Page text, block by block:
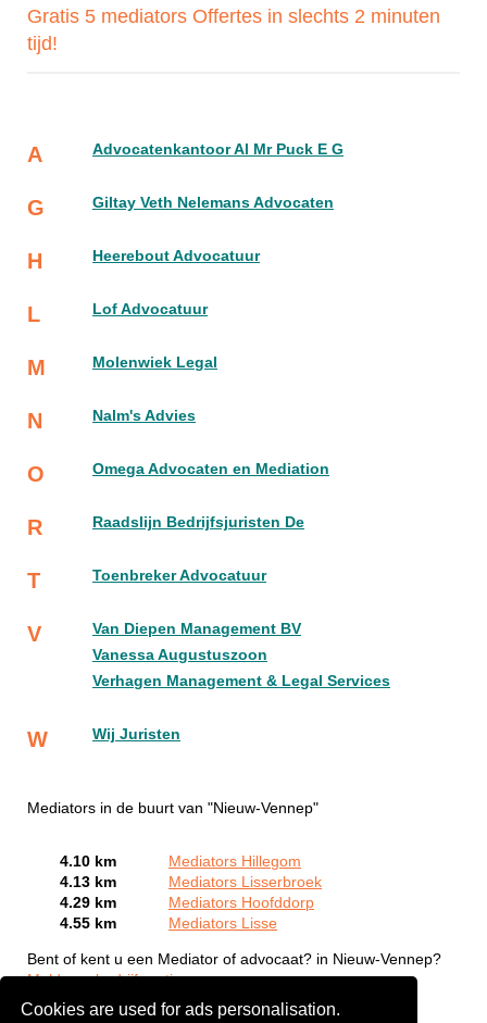
Cookies are used for ads personalisation.
Gratis 5 mediators Offertes in slechts 2 minuten
tijd!
A Advocatenkantoor Al Mr Puck E G
G Giltay Veth Nelemans Advocaten
H Heerebout Advocatuur
L Lof Advocatuur
M Molenwiek Legal
N Nalm's Advies
O Omega Advocaten en Mediation
R Raadslijn Bedrijfsjuristen De
T Toenbreker Advocatuur
V
Van Diepen Management BV
Vanessa Augustuszoon
Verhagen Management & Legal Services
W Wij Juristen
Mediators in de buurt van "Nieuw-Vennep"
4.10 km
Mediators Hillegom
4.13 km
Mediators Lisserbroek
4.29 km
Mediators Hoofddorp
4.55 km
Mediators Lisse
Bent of kent u een Mediator of advocaat? in Nieuw-Vennep?
Meld een bedrijf gratis aan